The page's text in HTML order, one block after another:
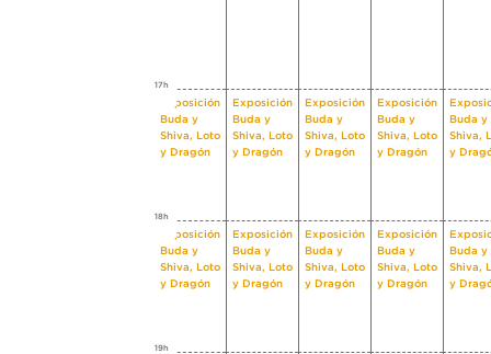
17h
Exposición
Buda y
Shiva, Loto
y Dragón
Exposición
Buda y
Shiva, Loto
y Dragón
Exposición
Buda y
Shiva, Loto
y Dragón
Exposición
Buda y
Shiva, Loto
y Dragón
Buda y
Shiva,
y
18h
Exposición
Buda y
Shiva, Loto
y Dragón
Exposición
Buda y
Shiva, Loto
y Dragón
Exposición
Buda y
Shiva, Loto
y Dragón
Exposición
Buda y
Shiva, Loto
y Dragón
Buda y
Shiva,
y
19h